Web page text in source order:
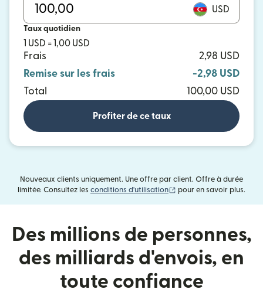
USD
Taux quotidien
1 USD = 1,00 USD
Frais
2,98 USD
Remise sur les frais
-2,98 USD
Total
100,00 USD
Profiter de ce taux
Nouveaux clients uniquement. Une offre par client. Offre à durée
limitée. Consultez les conditions d'utilisation (s'ouvre dans une
pour en savoir plus.
Des millions de personnes,
des milliards d'envois, en
toute confiance